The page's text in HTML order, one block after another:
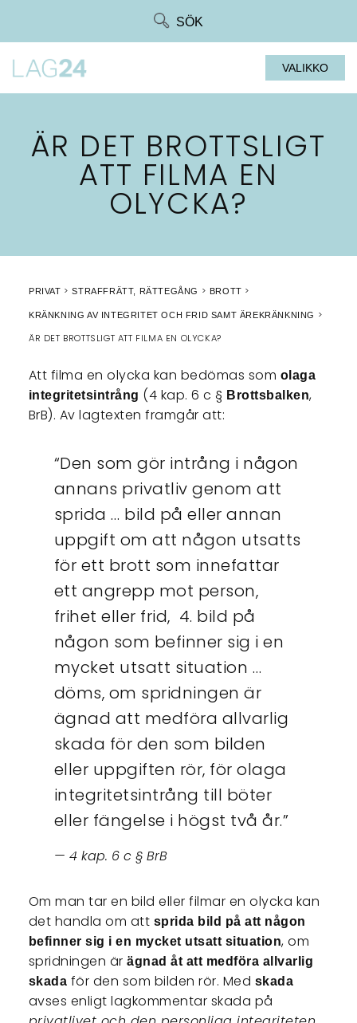
SÖK
VALIKKO
ÄR DET BROTTSLIGT
ATT FILMA EN
OLYCKA?
PRIVAT STRAFFRÄTT, RÄTTEGÅNG BROTT
KRÄNKNING AV INTEGRITET OCH FRID SAMT ÄREKRÄNKNING
ÄR DET BROTTSLIGT ATT FILMA EN OLYCKA?
Att filma en olycka kan bedömas som olaga
integritetsintrång (4 kap. 6 c § Brottsbalken,
BrB). Av lagtexten framgår att:
“Den som gör intrång i någon
annans privatliv genom att
sprida … bild på eller annan
uppgift om att någon utsatts
för ett brott som innefattar
ett angrepp mot person,
frihet eller frid, 4. bild på
någon som befinner sig i en
mycket utsatt situation …
döms, om spridningen är
ägnad att medföra allvarlig
skada för den som bilden
eller uppgiften rör, för olaga
integritetsintrång till böter
eller fängelse i högst två år.”
4 kap. 6 c § BrB
Om man tar en bild eller filmar en olycka kan
det handla om att sprida bild på att någon
befinner sig i en mycket utsatt situation, om
spridningen ärägnad åt att medföra allvarlig
skada för den som bilden rör. Med skada
avses enligt lagkommentar skada på